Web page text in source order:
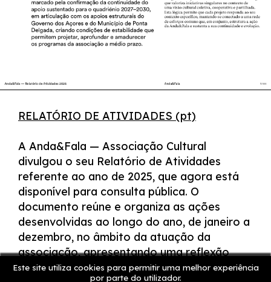
Este site utiliza cookies para permitir uma melhor experiência
por parte do utilizador.
RELATÓRIO DE ATIVIDADES (pt)
A Anda&Fala — Associação Cultural
divulgou o seu Relatório de Atividades
referente ao ano de 2025, que agora está
disponível para consulta pública. O
documento reúne e organiza as ações
desenvolvidas ao longo do ano, de janeiro a
dezembro, no âmbito da atuação da
associação, apresentando uma reflexão
sobre o plano de trabalho e a execução das